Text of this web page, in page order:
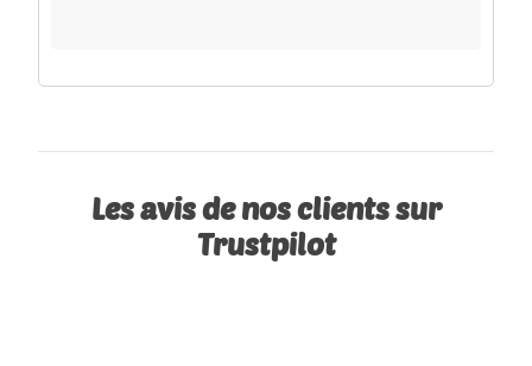
Les avis de nos clients sur
Trustpilot